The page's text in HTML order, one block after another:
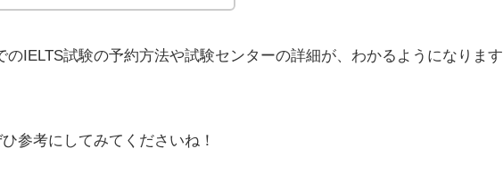
のIELTS試験の予約方法や試験センターの詳細が、わかるようになります
参考にしてみてくださいね！